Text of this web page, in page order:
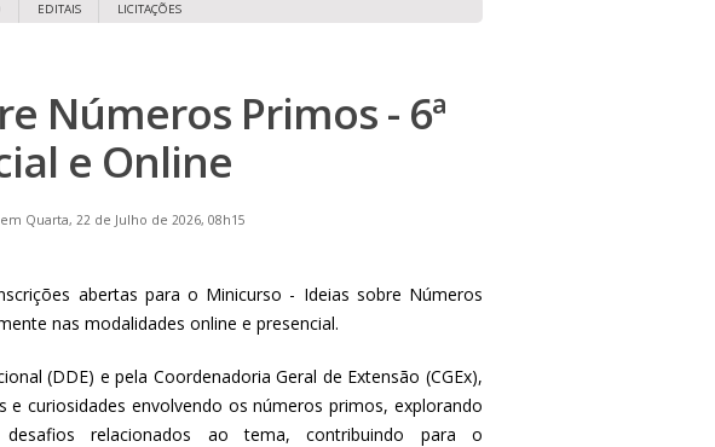
EDITAIS LICITAÇÕES
Números Primos - 6ª
e Online
Quarta, 22 de Julho de 2026, 08h15
abertas para o Minicurso - Ideias sobre Números
nas modalidades online e presencial.
(DDE) e pela Coordenadoria Geral de Extensão (CGEx),
curiosidades envolvendo os números primos, explorando
relacionados ao tema, contribuindo para o